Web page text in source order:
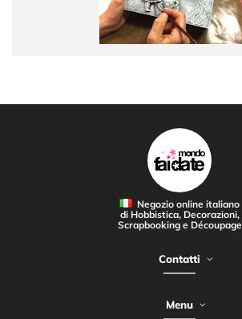
Negozio online italiano
di Hobbistica, Decorazioni,
Scrapbooking e Découpage
Contatti
Menu